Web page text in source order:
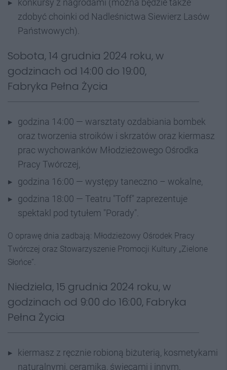
zdobyć choinki od Nadleśnictwa Siewierz Lasów
Państwowych).
Sobota, 14 grudnia 2024 roku, w
godzinach od 14:00 do 19:00,
Fabryka Pełna Życia
godzina 14:00 — warsztaty ozdabiania bombek
oraz tworzenia stroików i skrzatów oraz kiermasz
prac wychowanków Młodzieżowego Ośrodka
Pracy Twórczej,
godzina 16:00 — występy taneczno – wokalne,
godzina 18:00 — Teatru "Toff" zaprezentuje
spektakl pod tytułem "Porady".
O oprawę dnia zadbają: Młodzieżowy Ośrodek Pracy
Twórczej oraz Stowarzyszenie Promocji Kultury „Zielone
Słońce”.
Niedziela, 15 grudnia 2024 roku, w
godzinach od 9:00 do 16:00, Fabryka
Pełna Życia
kiermasz z ręcznie robioną biżuterią, kosmetykami
naturalnymi, ceramiką, świecami i innym,